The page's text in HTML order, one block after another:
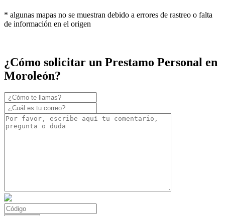
* algunas mapas no se muestran debido a errores de rastreo o falta
de información en el origen
¿Cómo solicitar un Prestamo Personal en
Moroleón?